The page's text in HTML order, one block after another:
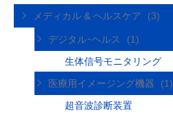
メディカル & ヘルスケア
(3)
デジタル･ヘルス
(1)
生体信号モニタリング
医療用イメージング機器
(1)
超音波診断装置